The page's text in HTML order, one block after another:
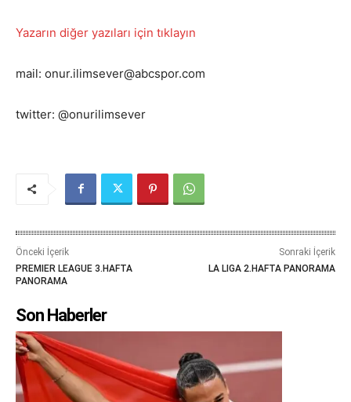
Yazarın diğer yazıları için tıklayın
mail: onur.ilimsever@abcspor.com
twitter: @onurilimsever
Önceki İçerik
PREMIER LEAGUE 3.HAFTA
PANORAMA
Sonraki İçerik
LA LIGA 2.HAFTA PANORAMA
Son Haberler